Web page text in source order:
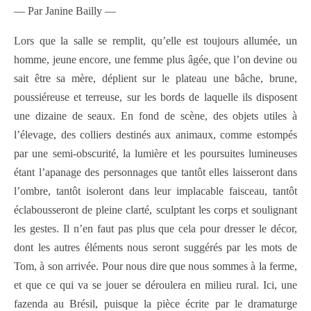
–– Par Janine Bailly ––
Lors que la salle se remplit, qu’elle est toujours allumée, un
homme, jeune encore, une femme plus âgée, que l’on devine ou
sait être sa mère, déplient sur le plateau une bâche, brune,
poussiéreuse et terreuse, sur les bords de laquelle ils disposent
une dizaine de seaux. En fond de scène, des objets utiles à
l’élevage, des colliers destinés aux animaux, comme estompés
par une semi-obscurité, la lumière et les poursuites lumineuses
étant l’apanage des personnages que tantôt elles laisseront dans
l’ombre, tantôt isoleront dans leur implacable faisceau, tantôt
éclabousseront de pleine clarté, sculptant les corps et soulignant
les gestes. Il n’en faut pas plus que cela pour dresser le décor,
dont les autres éléments nous seront suggérés par les mots de
Tom, à son arrivée. Pour nous dire que nous sommes à la ferme,
et que ce qui va se jouer se déroulera en milieu rural. Ici, une
fazenda au Brésil, puisque la pièce écrite par le dramaturge